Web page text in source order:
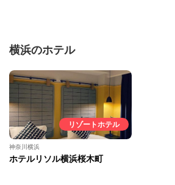
横浜のホテル
リゾートホテル
神奈川横浜
ホテルリソル横浜桜木町